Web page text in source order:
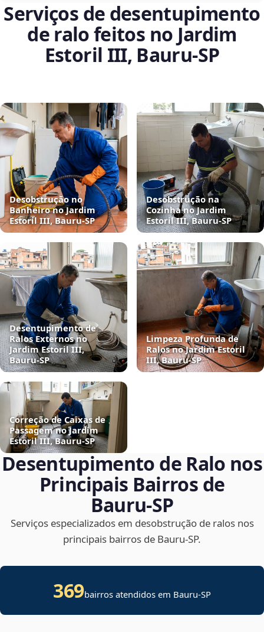
Serviços de desentupimento
de ralo feitos no Jardim
Estoril III, Bauru‑SP
Desobstrução no
Banheiro no Jardim
Estoril III, Bauru‑SP
Desobstrução na
Cozinha no Jardim
Estoril III, Bauru‑SP
Desentupimento de
Ralos Externos no
Jardim Estoril III,
Bauru‑SP
Limpeza Profunda de
Ralos no Jardim Estoril
III, Bauru‑SP
Correção de Caixas de
Passagem no Jardim
Estoril III, Bauru‑SP
Desentupimento de Ralo nos
Principais Bairros de
Bauru‑SP
Serviços especializados em desobstrução de ralos nos
principais bairros de Bauru‑SP.
369bairros atendidos em Bauru-SP